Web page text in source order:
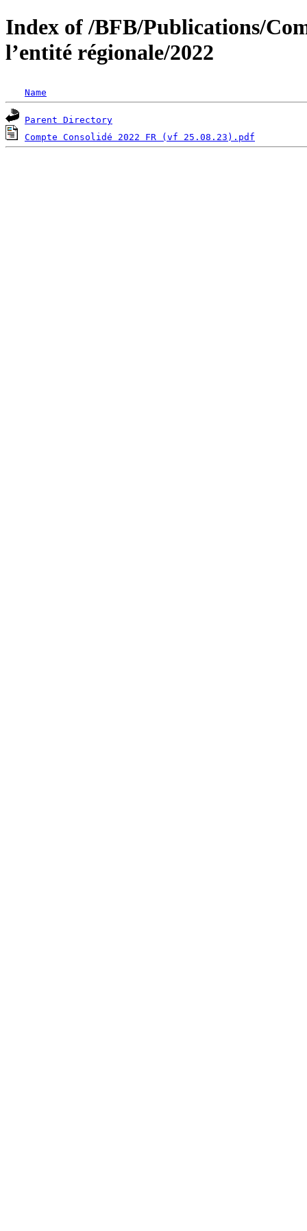
Index of /BFB/Publications/
l’entité régionale/2022
Name
Parent Directory
Compte Consolidé 2022 FR (vf 25.08.23).pdf